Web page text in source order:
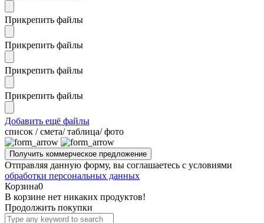
Прикрепить файлы
Прикрепить файлы
Прикрепить файлы
Прикрепить файлы
Добавить ещё файлы
cписок / смета/ таблица/ фото
Отправляя данную форму, вы соглашаетесь с условиями
обработки персональных данных
Корзина0
В корзине нет никаких продуктов!
Продолжить покупки